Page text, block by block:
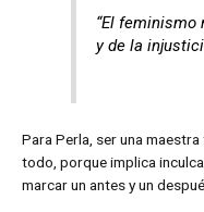
“El feminismo
y de la
Para Perla, ser una
todo, porque implica
marcar un antes y un